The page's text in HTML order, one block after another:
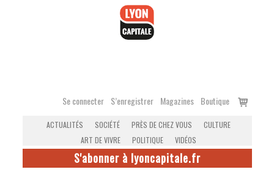
Se connecter S’enregistrer Magazines Boutique
Voir
ACTUALITÉS SOCIÉTÉ PRÈS DE CHEZ VOUS
CULTURE
ART DE VIVRE
POLITIQUE VIDÉOS
S'abonner à lyoncapitale.fr